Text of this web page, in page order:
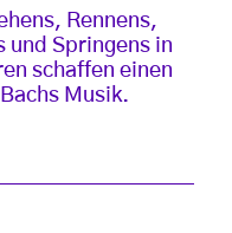
Rennens,
und Springens in
schaffen einen
Musik.